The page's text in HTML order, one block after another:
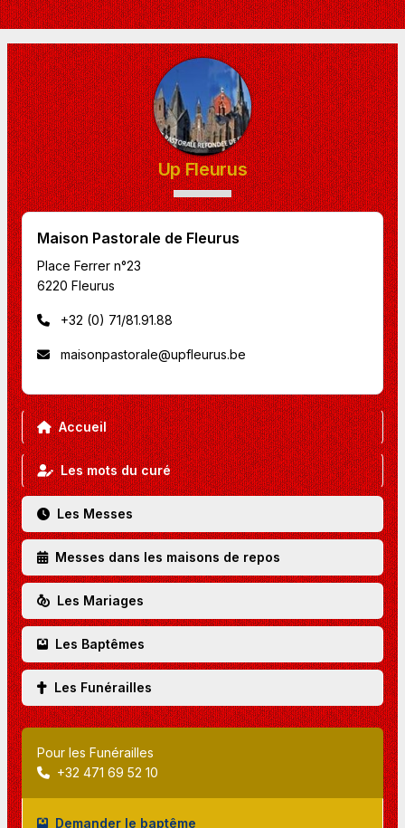
Up Fleurus
Maison Pastorale de Fleurus
Place Ferrer n°23
6220 Fleurus
+32 (0) 71/81.91.88
maisonpastorale@upfleurus.be
Accueil
Les mots du curé
Les Messes
Messes dans les maisons de repos
Les Mariages
Les Baptêmes
Les Funérailles
Pour les Funérailles
+32 471 69 52 10
Demander le baptême